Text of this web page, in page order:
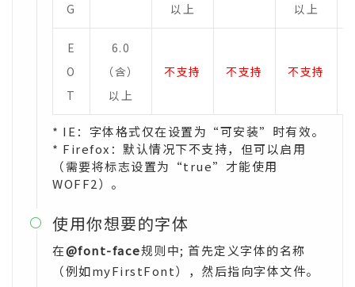
G
以上
以上
E
O
T
6.0
（含）
以上
不支持 不支持 不支持
* IE：字体格式仅在设置为“可安装”时有效。
* Firefox：默认情况下不支持，但可以启用
（需要将标志设置为“true”才能使用
WOFF2）。
 使用你想要的字体
在@font-face规则中; 首先定义字体的名称
（例如myFirstFont），然后指向字体文件。